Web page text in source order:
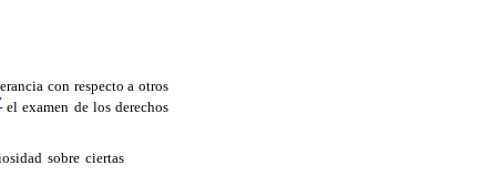
con respecto a otros
el examen de los derechos
sobre ciertas